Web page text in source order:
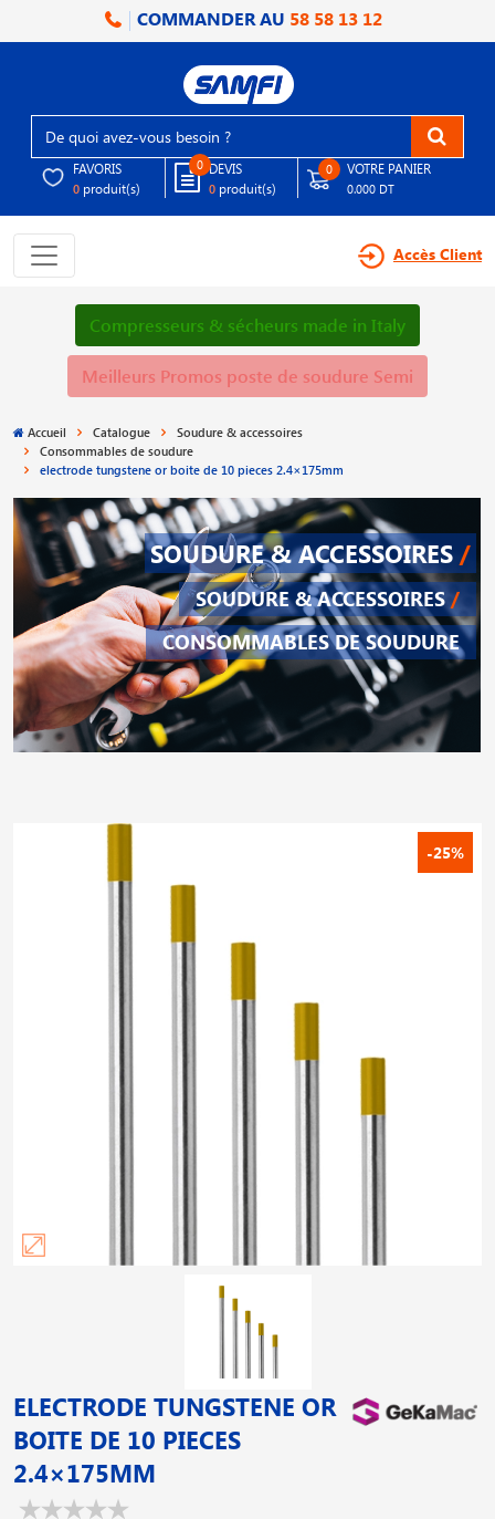
COMMANDER AU 58 58 13 12
FAVORIS
0 produit(s)
0 DEVIS
0 produit(s)
0 VOTRE PANIER
0.000 DT
Accès Client
Compresseurs & sécheurs made in Italy
Meilleurs Promos poste de soudure Semi
Accueil Catalogue
Soudure & accessoires
Consommables de soudure
electrode tungstene or boite de 10 pieces 2.4×175mm
SOUDURE & ACCESSOIRES /
SOUDURE & ACCESSOIRES /
CONSOMMABLES DE SOUDURE
-25%
ELECTRODE TUNGSTENE OR
BOITE DE 10 PIECES
2.4×175MM